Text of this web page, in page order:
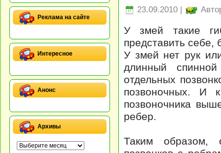
Реклама на сайте
Интересное
Анонс
Архивы
23.09.2010 |
У змей такие
представить себе,
У змей нет рук
длинный
отдельных
позвоночных. И
позвоночника
ребер.
Таким образом,